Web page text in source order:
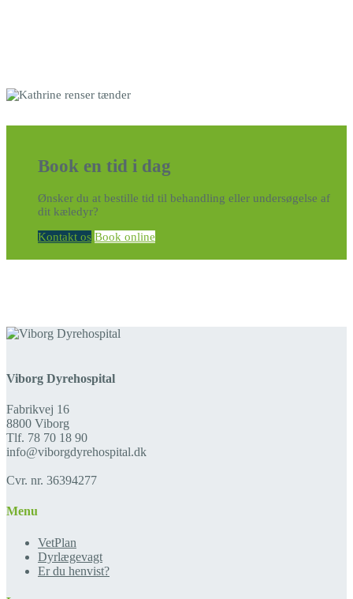
Book en tid i dag
Ønsker du at bestille tid til behandling eller undersøgelse af
dit kæledyr?
Kontakt os Book online
Viborg Dyrehospital
Fabrikvej 16
8800 Viborg
Tlf. 78 70 18 90
info@viborgdyrehospital.dk
Cvr. nr. 36394277
Menu
VetPlan
Dyrlægevagt
Er du henvist?